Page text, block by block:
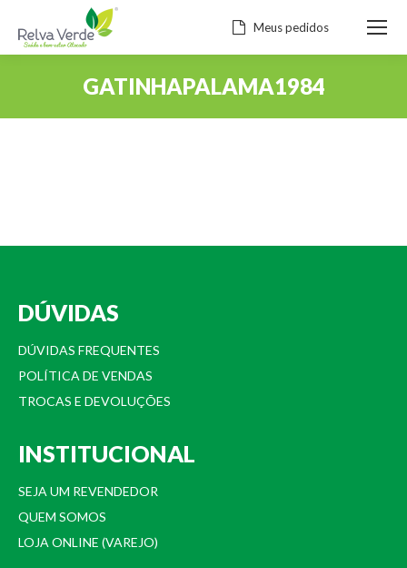
Meus pedidos
GATINHAPALAMA1984
DÚVIDAS
DÚVIDAS FREQUENTES
POLÍTICA DE VENDAS
TROCAS E DEVOLUÇÕES
INSTITUCIONAL
SEJA UM REVENDEDOR
QUEM SOMOS
LOJA ONLINE (VAREJO)